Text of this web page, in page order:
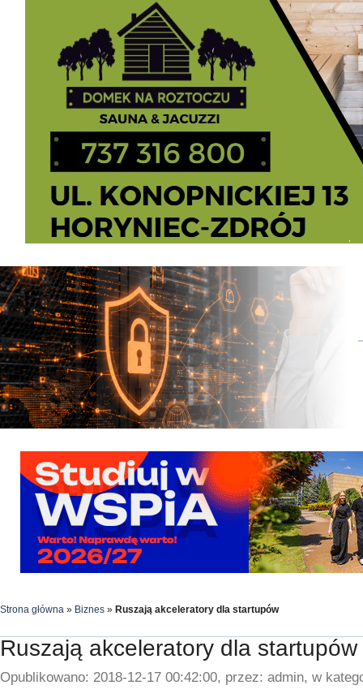
Strona główna » Biznes » Ruszają akceleratory dla startupów
Ruszają akceleratory dla startupów
Opublikowano: 2018-12-17 00:42:00, przez: admin, w